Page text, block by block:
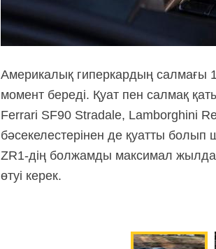
Америкалық гиперкардың салмағы
момент береді. Қуат пен салмақ
Ferrari SF90 Stradale, Lamborghini
бәсекелестерінен де қуатты
ZR1-діңболжамды максимал
өтуі керек.